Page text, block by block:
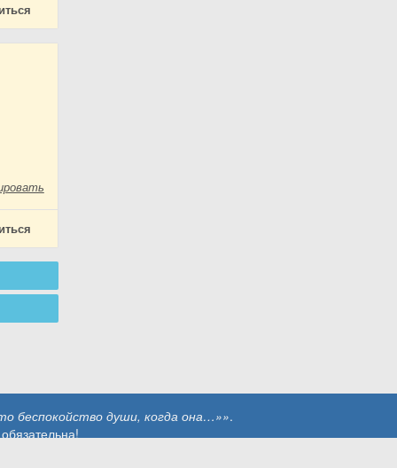
беспокойство души, когда она…»».